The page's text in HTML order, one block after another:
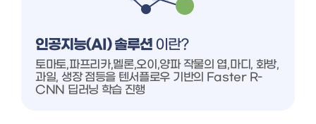
인공지능(AI) 솔루션 이란?
토마토,파프리카,멜론,오이,양파 작물의 엽,마디, 화방,
과일, 생장 점등을 텐서플로우 기반의 Faster R-
CNN 딥러닝 학습 진행